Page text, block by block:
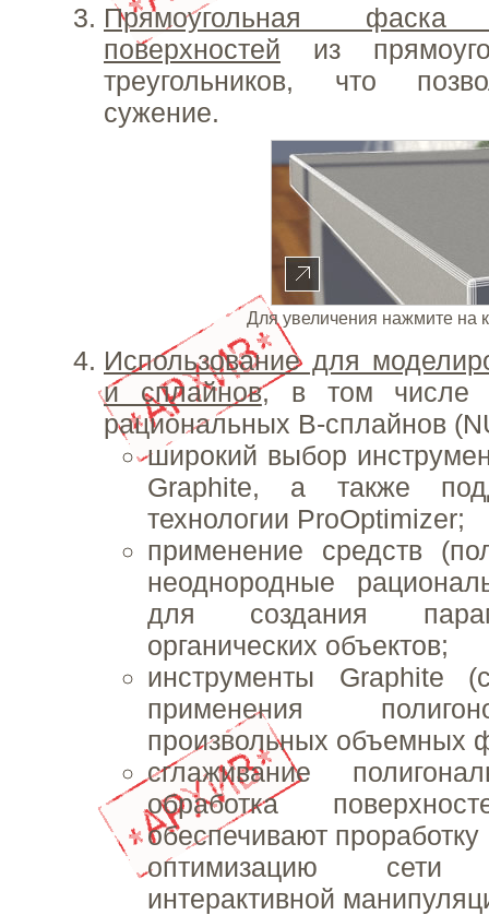
Прямоугольная
поверхностей из
треугольников, что
сужение.
Для увеличения нажмите на
Использование для
и сплайнов, в том числе
рациональных B-сплайнов
широкий выбор
Graphite, а также
технологии ProOptimizer;
применение средств
неоднородные
для создания
органических объектов;
инструменты Graphite
применения
произвольных объемных
сглаживание
обработка
обеспечивают
оптимизацию
интерактивной